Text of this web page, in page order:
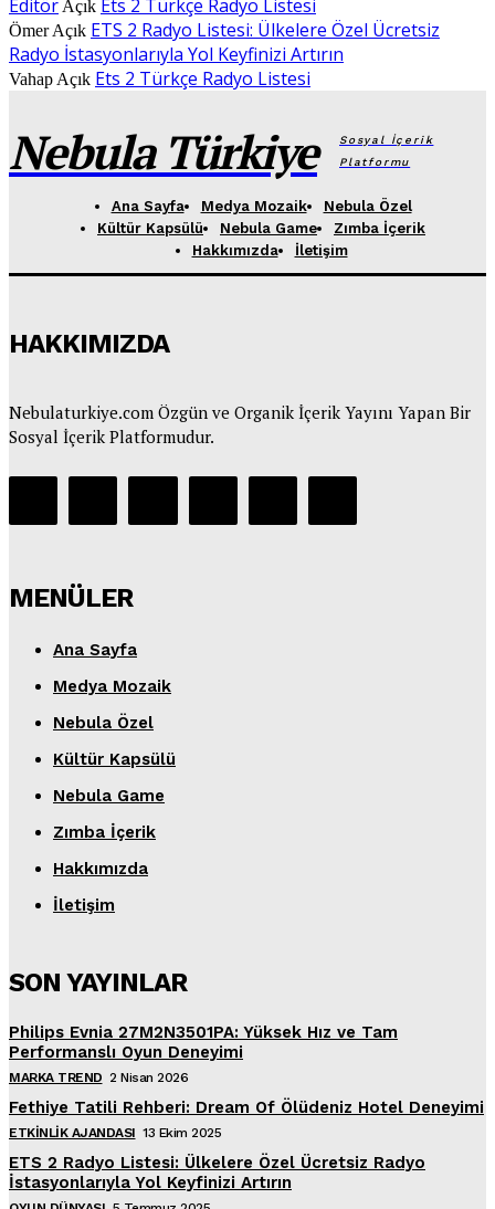
Editör Açık Ets 2 Türkçe Radyo Listesi
ÖmerAçık ETS 2 Radyo Listesi: Ülkelere Özel Ücretsiz
Radyo İstasyonlarıyla Yol Keyfinizi Artırın
Vahap Açık Ets 2 Türkçe Radyo Listesi
Nebula Türkiye
Sosyal İçerik
Platformu
Ana Sayfa Medya Mozaik
Nebula Özel
Kültür Kapsülü
Nebula Game
Zımba İçerik
Hakkımızda
İletişim
HAKKIMIZDA
Nebulaturkiye.com Özgün ve Organik İçerik Yayını Yapan Bir
Sosyal İçerik Platformudur.
MENÜLER
Ana Sayfa
Medya Mozaik
Nebula Özel
Kültür Kapsülü
Nebula Game
Zımba İçerik
Hakkımızda
İletişim
SON YAYINLAR
Philips Evnia 27M2N3501PA: Yüksek Hız ve Tam
Performanslı Oyun Deneyimi
MARKA TREND 2 Nisan 2026
Fethiye Tatili Rehberi: Dream Of Ölüdeniz Hotel Deneyimi
ETKINLIK AJANDASI 13 Ekim 2025
ETS 2 Radyo Listesi: Ülkelere Özel Ücretsiz Radyo
İstasyonlarıyla Yol Keyfinizi Artırın